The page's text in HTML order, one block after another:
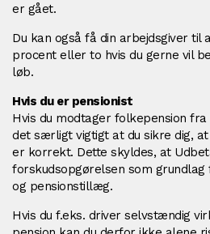
er gået.
Du kan også få din arbejdsgiver til
procent eller to hvis du gerne vil
løb.
Hvis du er pensionist
Hvis du modtager folkepension
det særligt vigtigt at du sikre dig,
er korrekt. Dette skyldes, at
forskudsopgørelsen som
og pensionstillæg.
Hvis du f.eks. driver selvstændig